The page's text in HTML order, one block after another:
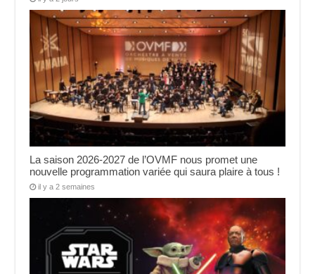
La saison 2026-2027 de l’OVMF nous promet une
nouvelle programmation variée qui saura plaire à tous !
il y a 2 semaines